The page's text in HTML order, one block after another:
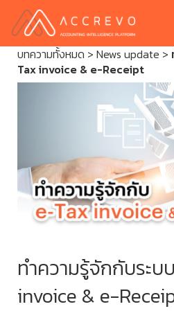
บทความทั้งหมด > News update >
Tax invoice & e-Receipt
ทำความรู้จักกับระบ
invoice & e-